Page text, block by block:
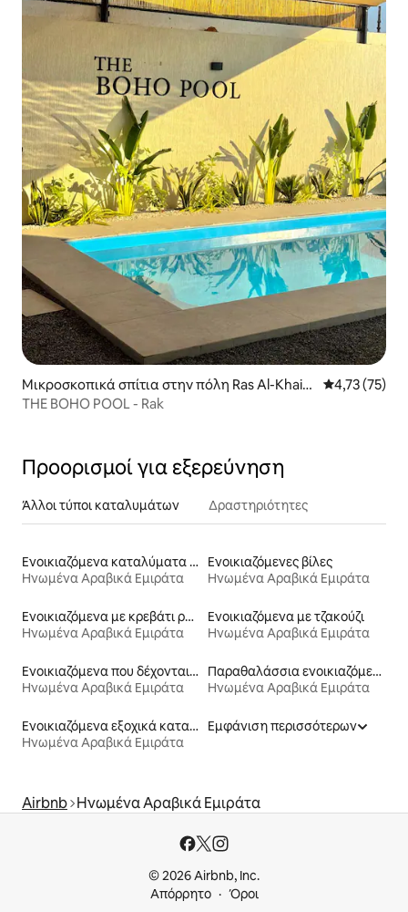
Μικροσκοπικά σπίτια στην πόλη Ras Al-Khaim
ah
Μέση
4,73 (75)
THE BOHO POOL - Rak
Προορισμοί για εξερεύνηση
Άλλοι τύποι καταλυμάτων Δραστηριότητες
Ενοικιαζόμενα καταλύματα με πισίνα
Ηνωμένα Αραβικά Εμιράτα
Ενοικιαζόμενες βίλες
Ηνωμένα Αραβικά Εμιράτα
Ενοικιαζόμενα με κρεβάτι ρυθμιζόμενου ύψους
Ηνωμένα Αραβικά Εμιράτα
Ενοικιαζόμενα με τζακούζι
Ηνωμένα Αραβικά Εμιράτα
Ενοικιαζόμενα που δέχονται κατοικίδια
Ηνωμένα Αραβικά Εμιράτα
Παραθαλάσσια ενοικιαζόμενα
Ηνωμένα Αραβικά Εμιράτα
Ενοικιαζόμενα εξοχικά καταλύματα
Ηνωμένα Αραβικά Εμιράτα
Εμφάνιση περισσότερων
Airbnb Ηνωμένα Αραβικά Εμιράτα
© 2026 Airbnb, Inc.
Απόρρητο
Όροι